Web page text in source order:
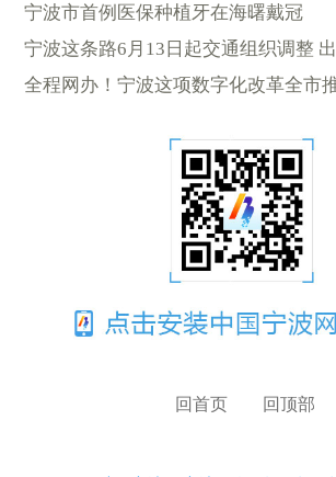
宁波市首例医保种植牙在海曙戴冠
宁波这条路6月13日起交通组织调整
全程网办！宁波这项数字化改革全市
回首页 回顶部